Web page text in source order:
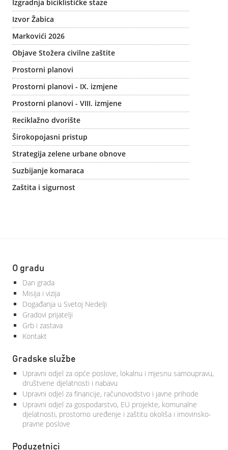
Izgradnja biciklističke staze
Izvor Žabica
Markovići 2026
Objave Stožera civilne zaštite
Prostorni planovi
Prostorni planovi - IX. izmjene
Prostorni planovi - VIII. izmjene
Reciklažno dvorište
Širokopojasni pristup
Strategija zelene urbane obnove
Suzbijanje komaraca
Zaštita i sigurnost
O gradu
Dan grada
Misija i vizija
Događanja u Svetoj Nedelji
Gradovi prijatelji
Grb i zastava
Kontakt
Gradske službe
Upravni odjel za opće poslove, lokalnu i mjesnu samoupravu,
društvene djelatnosti i nabavu
Upravni odjel za financije, računovodstvo i javne prihode
Upravni odjel za gospodarstvo, EU projekte, komunalne
djelatnosti, prostorno uređenje i zaštitu okoliša i imovinsko-
pravne poslove
Poduzetnici